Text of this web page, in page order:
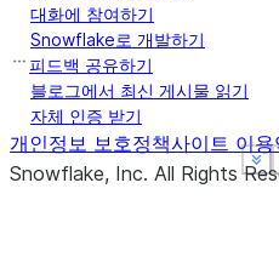
대화에 참여하기
Snowflake로 개발하기
피드백 공유하기
블로그에서 최신 게시물 읽기
자체 인증 받기
개인정보 보호정책사이트 이용
Snowflake, Inc. All Rights